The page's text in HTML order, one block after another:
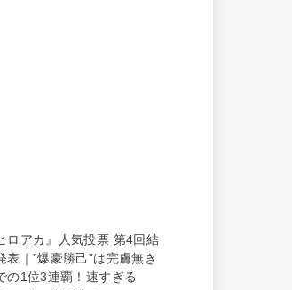
ロアカ』人気投票 第4回結
表｜”爆豪勝己”は完膚無き
の1位3連覇！速すぎる